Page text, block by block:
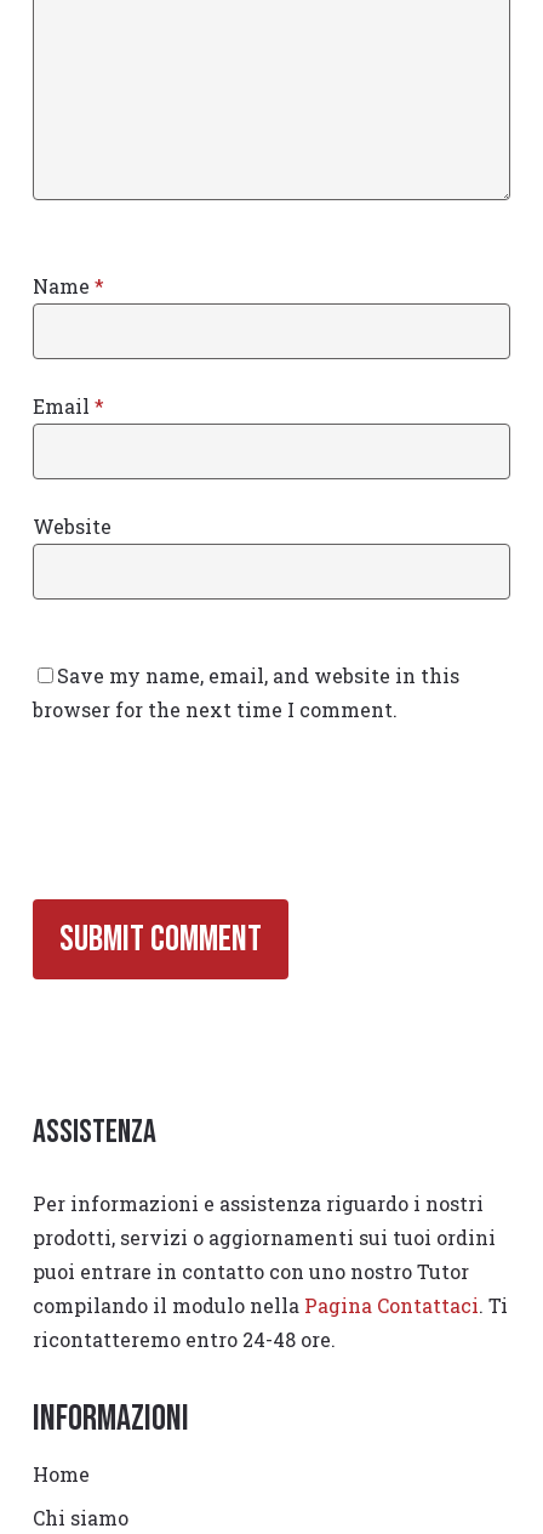
Name *
Email *
Website
Save my name, email, and website in this
browser for the next time I comment.
Assistenza
Per informazioni e assistenza riguardo i nostri
prodotti, servizi o aggiornamenti sui tuoi ordini
puoi entrare in contatto con uno nostro Tutor
compilando il modulo nella Pagina Contattaci. Ti
ricontatteremo entro 24-48 ore.
Informazioni
Home
Chi siamo